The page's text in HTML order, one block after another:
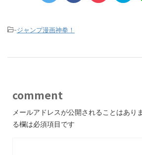
-ジャンプ漫画神拳！
comment
メールアドレスが公開されることはあり
る欄は必須項目です